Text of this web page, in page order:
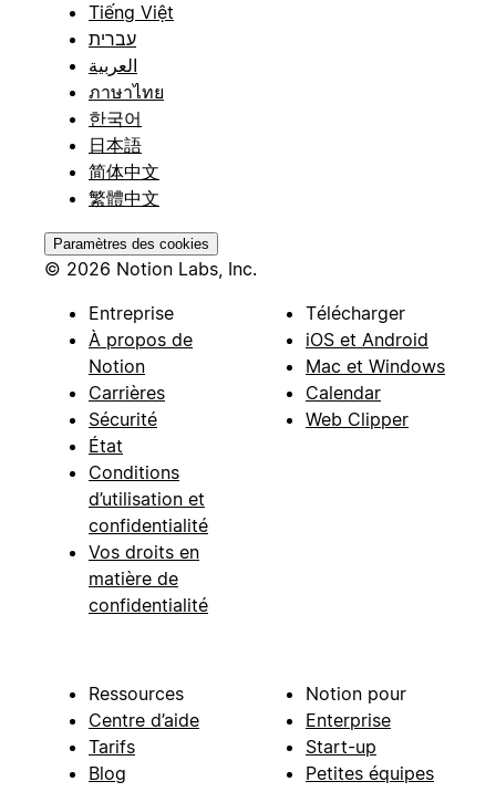
Tiếng Việt
עברית
العربية
ภาษาไทย
한국어
日本語
简体中文
繁體中文
Paramètres des cookies
© 2026 Notion Labs, Inc.
Entreprise
À propos de
Notion
Carrières
Sécurité
État
Conditions
d’utilisation et
confidentialité
Vos droits en
matière de
confidentialité
Télécharger
iOS et Android
Mac et Windows
Calendar
Web Clipper
Ressources
Centre d’aide
Tarifs
Blog
Notion pour
Enterprise
Start-up
Petites équipes